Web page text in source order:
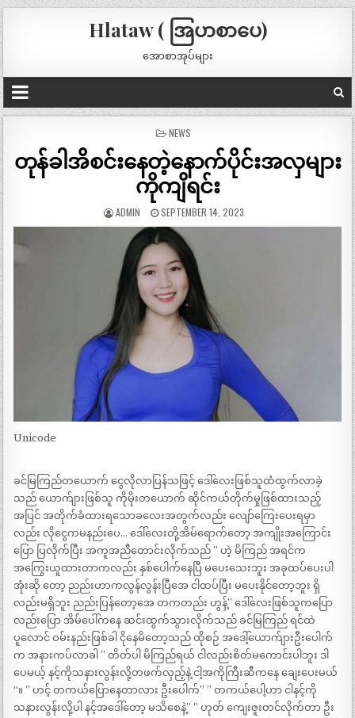
Hlataw ( အြပာစာပေ)
အောစာအုပ်များ
POSTED
NEWS
တုန်ခါအိစင်းနေတဲ့နောက်ပိုင်းအလှများ
ကိုကျိရင်း
ADMIN SEPTEMBER 14, 2023
Unicode
ခင်မြကြည်တယောက် ငွေလိုလာပြန်သဖြင့် ဒေါ်လေးဖြစ်သူထံထွက်လာခဲ့
သည် ယောက်ျားဖြစ်သူ ကိုမိုးတယောက် ဆိုင်ကယ်တိုက်မှုဖြစ်ထားသည့်
အပြင် အတိုက်ခံထားရသောခလေးအတွက်လည်း လျော်ကြေးပေးရမှာ
လည်း လိုငွေကမနည်းပေ… ဒေါ်လေးတို့အိမ်ရောက်တော့ အကျိုးအကြောင်း
ပြော ပြလိုက်ပြီး အကူအညီတောင်းလိုက်သည် ” ဟဲ့ မိကြည် အရင်က
အကြွေးယူထားတာကလည်း နှစ်ပေါက်နေပြီ မပေးသေးဘူး အခုထပ်ပေးပါ
အုံးဆို တော့ ညည်းဟာကလွန်လွန်းပြီအေ ငါထပ်ပြီး မပေးနိုင်တော့ဘူး ရှိ
လည်းမရှိဘူး ညည်းပြန်တော့အေ တကတည်း ဟွန့်” ဒေါ်လေးဖြစ်သူကပြော
လည်းပြော အိမ်ပေါ်ကနေ ဆင်းထွက်သွားလိုက်သည် ခင်မြကြည် ရင်ထဲ
ပူလောင် ဝမ်းနည်းဖြစ်ခါ ငိုနေမိတော့သည် ထိုစဉ် အဒေါ့်ယောက်ျားဦးပေါက်
က အနားကပ်လာခါ ” တိတ်ပါ မိကြည်ရယ် ငါလည်းစိတ်မကောင်းပါဘူး ဒါ
ပေမယ့် နင့်ကိုသနားလွန်းလို့တဖက်လှည့်နဲ့ ငါ့အကိုကြီးဆီကနေ ချေးပေးမယ်
“။ ” ဟင့် တကယ်ပြောနေတာလား ဦးပေါက်” ” တကယ်ပေါ့ဟာ ငါနင့်ကို
သနားလွန်းလို့ပါ နင့်အဒေါ်တော့ မသိစေနဲ့” ” ဟုတ် ကျေးဇူးတင်လိုက်တာ ဦး